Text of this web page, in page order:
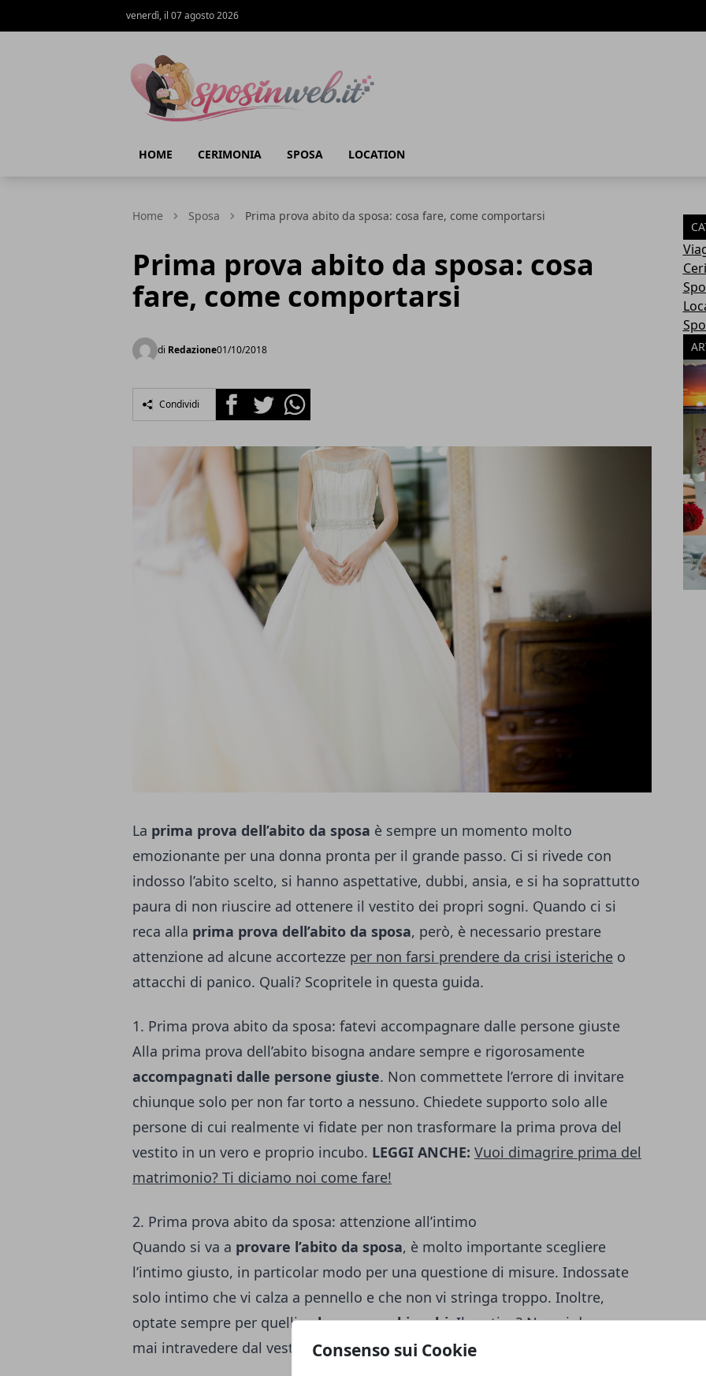
Consenso sui Cookie
venerdì, il 07 agosto 2026
HOME CERIMONIA SPOSA LOCATION
Home Sposa Prima prova abito da sposa: cosa fare, come comportarsi
Prima prova abito da sposa: cosa
fare, come comportarsi
di Redazione01/10/2018
Condividi FacebookTwitterWhatsapp
La prima prova dell’abito da sposa è sempre un momento molto
emozionante per una donna pronta per il grande passo. Ci si rivede con
indosso l’abito scelto, si hanno aspettative, dubbi, ansia, e si ha soprattutto
paura di non riuscire ad ottenere il vestito dei propri sogni. Quando ci si
reca alla prima prova dell’abito da sposa, però, è necessario prestare
attenzione ad alcune accortezze per non farsi prendere da crisi isteriche o
attacchi di panico. Quali? Scopritele in questa guida.
1. Prima prova abito da sposa: fatevi accompagnare dalle persone giuste
Alla prima prova dell’abito bisogna andare sempre e rigorosamente
accompagnati dalle persone giuste. Non commettete l’errore di invitare
chiunque solo per non far torto a nessuno. Chiedete supporto solo alle
persone di cui realmente vi fidate per non trasformare la prima prova del
vestito in un vero e proprio incubo. LEGGI ANCHE: Vuoi dimagrire prima del
matrimonio? Ti diciamo noi come fare!
2. Prima prova abito da sposa: attenzione all’intimo
Quando si va a provare l’abito da sposa, è molto importante scegliere
l’intimo giusto, in particolar modo per una questione di misure. Indossate
solo intimo che vi calza a pennello e che non vi stringa troppo. Inoltre,
optate sempre per quellicolor carne o bianchi. Il motivo? Non si devono
mai intravedere dal vestito.